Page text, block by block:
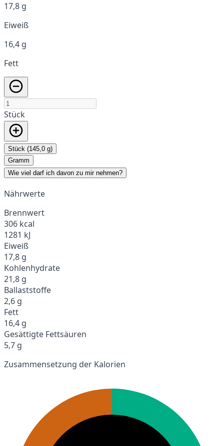
17,8 g
Eiweiß
16,4 g
Fett
Stück
Stück (145,0 g)
Gramm
Wie viel darf ich davon zu mir nehmen?
Nährwerte
Brennwert
306 kcal
1281 kJ
Eiweiß
17,8 g
Kohlenhydrate
21,8 g
Ballaststoffe
2,6 g
Fett
16,4 g
Gesättigte Fettsäuren
5,7 g
Zusammensetzung der Kalorien